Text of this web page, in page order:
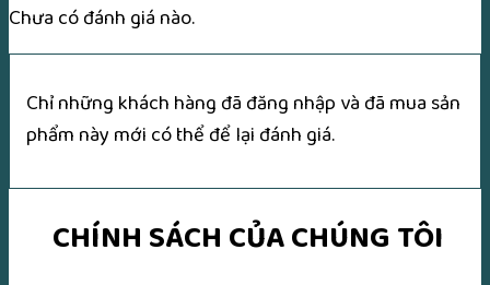
Chưa có đánh giá nào.
Chỉ những khách hàng đã đăng nhập và đã mua sản
phẩm này mới có thể để lại đánh giá.
CHÍNH SÁCH CỦA CHÚNG TÔI